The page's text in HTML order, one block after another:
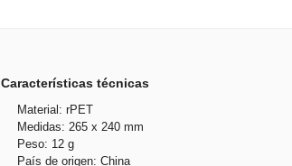
Características técnicas
Material: rPET
Medidas: 265 x 240 mm
Peso: 12 g
País de origen: China